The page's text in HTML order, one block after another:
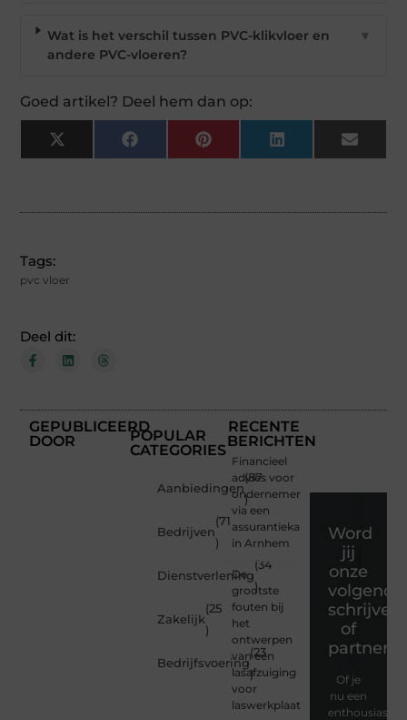
Wat is het verschil tussen PVC-klikvloer en
andere PVC-vloeren?
▼
Goed artikel? Deel hem dan op:
X
(Twitter)
Facebook Pinterest LinkedIn Email
Tags:
pvc vloer
Deel dit:
GEPUBLICEERD
DOOR
POPULAR
CATEGORIES
Aanbiedingen
(87
)
Bedrijven
(71
)
Dienstverlening
(34
)
Zakelijk
(25
)
Bedrijfsvoering
(23
)
RECENTE
BERICHTEN
Financieel
advies voor
ondernemers
via een
assurantiekantoor
in Arnhem
De
grootste
fouten bij
het
ontwerpen
van een
lasafzuiging
voor
laswerkplaatsen
Word
jij
onze
volgende
schrijver
of
partner?
Of je
nu een
enthousiaste